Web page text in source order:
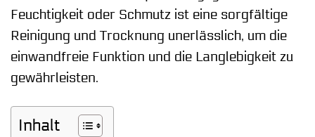
Feuchtigkeit oder Schmutz ist eine sorgfältige
Reinigung und Trocknung unerlässlich, um die
einwandfreie Funktion und die Langlebigkeit zu
gewährleisten.
Inhalt